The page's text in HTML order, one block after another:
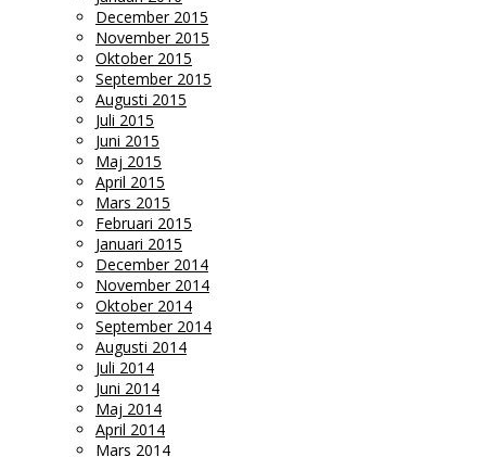
December 2015
November 2015
Oktober 2015
September 2015
Augusti 2015
Juli 2015
Juni 2015
Maj 2015
April 2015
Mars 2015
Februari 2015
Januari 2015
December 2014
November 2014
Oktober 2014
September 2014
Augusti 2014
Juli 2014
Juni 2014
Maj 2014
April 2014
Mars 2014